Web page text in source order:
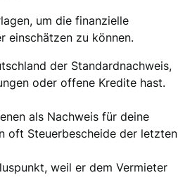
um die finanzielle
einschätzen zu können.
der Standardnachweis,
oder offene Kredite hast.
als Nachweis für deine
oft Steuerbescheide der letzten
weil er dem Vermieter